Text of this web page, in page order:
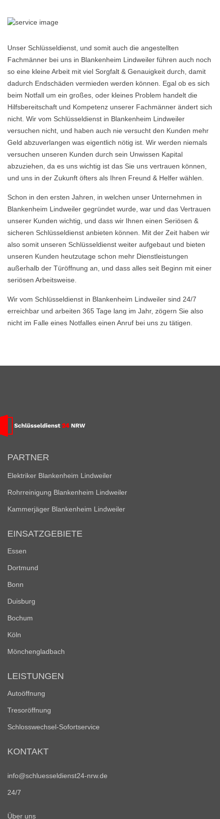
Unser Schlüsseldienst, und somit auch die angestellten
Fachmänner bei uns in Blankenheim Lindweiler führen auch noch
so eine kleine Arbeit mit viel Sorgfalt & Genauigkeit durch, damit
dadurch Endschäden vermieden werden können. Egal ob es sich
beim Notfall um ein großes, oder kleines Problem handelt die
Hilfsbereitschaft und Kompetenz unserer Fachmänner ändert sich
nicht. Wir vom Schlüsseldienst in Blankenheim Lindweiler
versuchen nicht, und haben auch nie versucht den Kunden mehr
Geld abzuverlangen was eigentlich nötig ist. Wir werden niemals
versuchen unseren Kunden durch sein Unwissen Kapital
abzuziehen, da es uns wichtig ist das Sie uns vertrauen können,
und uns in der Zukunft öfters als Ihren Freund & Helfer wählen.
Schon in den ersten Jahren, in welchen unser Unternehmen in
Blankenheim Lindweiler gegründet wurde, war und das Vertrauen
unserer Kunden wichtig, und dass wir Ihnen einen Seriösen &
sicheren Schlüsseldienst anbieten können. Mit der Zeit haben wir
also somit unseren Schlüsseldienst weiter aufgebaut und bieten
unseren Kunden heutzutage schon mehr Dienstleistungen
außerhalb der Türöffnung an, und dass alles seit Beginn mit einer
seriösen Arbeitsweise.
Wir vom Schlüsseldienst in Blankenheim Lindweiler sind 24/7
erreichbar und arbeiten 365 Tage lang im Jahr, zögern Sie also
nicht im Falle eines Notfalles einen Anruf bei uns zu tätigen.
PARTNER
Elektriker Blankenheim Lindweiler
Rohrreinigung Blankenheim Lindweiler
Kammerjäger Blankenheim Lindweiler
EINSATZGEBIETE
Essen
Dortmund
Bonn
Duisburg
Bochum
Köln
Mönchengladbach
LEISTUNGEN
Autoöffnung
Tresoröffnung
Schlosswechsel-Sofortservice
KONTAKT
info@schluesseldienst24-nrw.de
24/7
Über uns